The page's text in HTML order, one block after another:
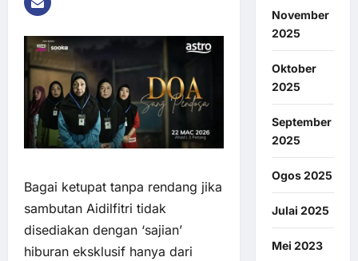
Bagai ketupat tanpa rendang jika
sambutan Aidilfitri tidak
disediakan dengan ‘sajian’
hiburan eksklusif hanya dari
November
2025
Oktober
2025
September
2025
Ogos 2025
Julai 2025
Mei 2023